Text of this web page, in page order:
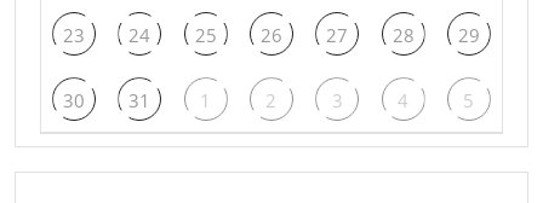
23 24 25 26 27 28 29
30 31 1 2 3 4 5